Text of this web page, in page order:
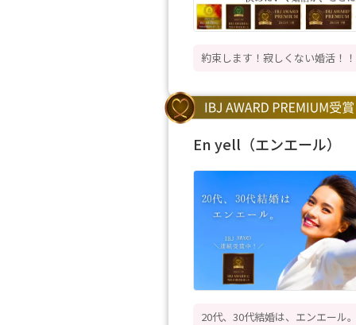
約束します！寂しくない婚活！！
En yell（エンエール）
20代、30代結婚は、エンエール